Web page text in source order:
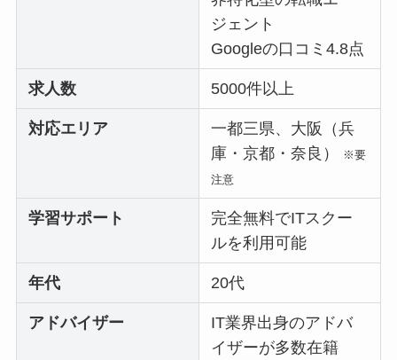
ジェント
Googleの口コミ4.8点
求人数 5000件以上
対応エリア
一都三県、大阪（兵
庫・京都・奈良）
※要
注意
学習サポート
完全無料でITスクー
ルを利用可能
年代 20代
アドバイザー
IT業界出身のアドバ
イザーが多数在籍